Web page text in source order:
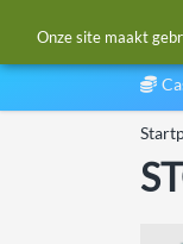
Onze site maakt